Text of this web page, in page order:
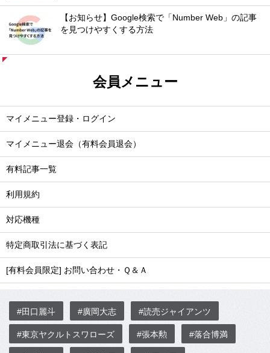
【お知らせ】Google検索で「Number Web」の記事
を見つけやすくする方法
会員メニュー
マイメニュー登録・ログイン
マイメニュー退会（有料会員退会）
有料記事一覧
利用規約
対応機種
特定商取引法に基づく表記
[有料会員限定] お問い合わせ・Ｑ＆Ａ
#田口麗斗 #廣岡大志 #読売ジャイアンツ
#東京ヤクルトスワローズ #張本勲 #落合博満